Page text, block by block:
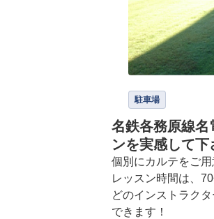
駐車場
名鉄各務原線
ンを実感して下
個別にカルテをご用
レッスン時間は、
どのインストラク
できます！